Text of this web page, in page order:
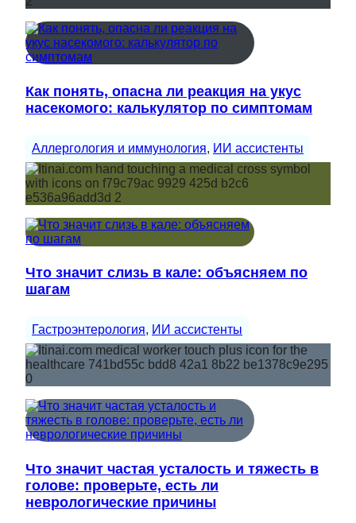
Как понять, опасна ли реакция на укус
насекомого: калькулятор по симптомам
Аллергология и иммунология, ИИ ассистенты
Что значит слизь в кале: объясняем по
шагам
Гастроэнтерология, ИИ ассистенты
Что значит частая усталость и тяжесть в
голове: проверьте, есть ли
неврологические причины